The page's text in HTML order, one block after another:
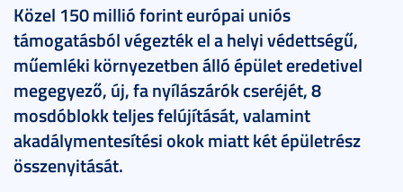
Közel 150 millió forint európai uniós
támogatásból végezték el a helyi védettségű,
műemléki környezetben álló épület eredetivel
megegyező, új, fa nyílászárók cseréjét, 8
mosdóblokk teljes felújítását, valamint
akadálymentesítési okok miatt két épületrész
összenyitását.